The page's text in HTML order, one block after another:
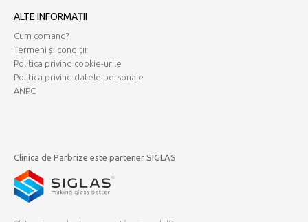
ALTE INFORMAȚII
Cum comand?
Termeni și condiții
Politica privind cookie-urile
Politica privind datele personale
ANPC
Clinica de Parbrize este partener SIGLAS